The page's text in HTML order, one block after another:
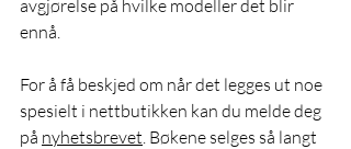
avgjørelse på hvilke modeller det blir
ennå.
For å få beskjed om når det legges ut noe
spesielt i nettbutikken kan du melde deg
på nyhetsbrevet . Bøkene selges så langt